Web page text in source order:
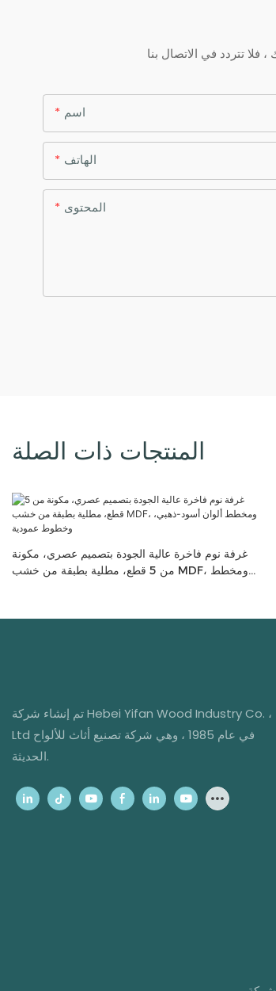
اسم
الهاتف
المحتوى
المنتجات ذات الصلة
غرفة نوم فاخرة عالية الجودة بتصميم عصري، مكونة
من 5 قطع، مطلية بطبقة من خشب MDF، ومخطط
تم إنشاء شركة Hebei Yifan Wood Industry Co. ،
Ltd في عام 1985 ، وهي شركة تصنيع أثاث للألواح
الحديثة.